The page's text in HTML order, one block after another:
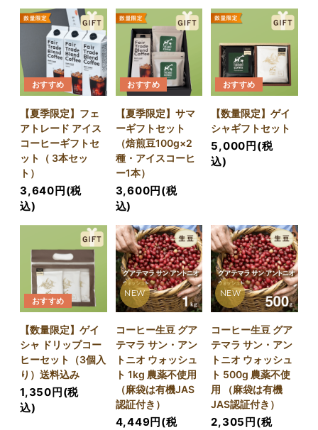
おすすめ
【夏季限定】フェ
アトレード アイス
コーヒーギフトセ
ット（ 3本セッ
ト）
3,640円(税
込)
おすすめ
【夏季限定】サマ
ーギフトセット
（焙煎豆100g×2
種・アイスコーヒ
ー1本）
3,600円(税
込)
おすすめ
【数量限定】ゲイ
シャギフトセット
5,000円(税
込)
おすすめ
【数量限定】ゲイ
シャ ドリップコー
ヒーセット（3個入
り）送料込み
1,350円(税
込)
NEW
コーヒー生豆 グア
テマラ サン・アン
トニオ ウォッシュ
ト 1kg 農薬不使用
（麻袋は有機JAS
認証付き）
4,449円(税
NEW
コーヒー生豆 グア
テマラ サン・アン
トニオ ウォッシュ
ト 500g 農薬不使
用 （麻袋は有機
JAS認証付き）
2,305円(税